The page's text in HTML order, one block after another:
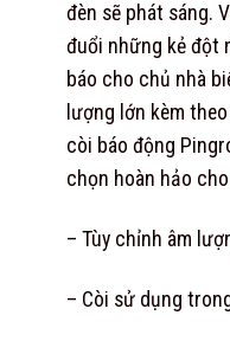
đèn sẽ phát sáng.
đuổi những kẻ đột
báo cho chủ nhà
lượng lớn kèm
còi báo động
chọn hoàn hảo
– Tùy chỉnh âm
– Còi sử dụng